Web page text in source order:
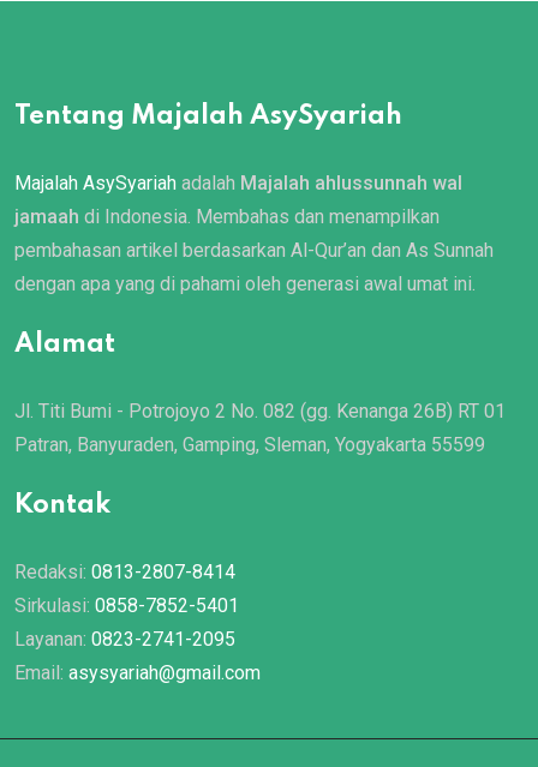
Tentang Majalah AsySyariah
Majalah AsySyariah adalah Majalah ahlussunnah wal
jamaah di Indonesia. Membahas dan menampilkan
pembahasan artikel berdasarkan Al-Qur’an dan As Sunnah
dengan apa yang di pahami oleh generasi awal umat ini.
Alamat
Jl. Titi Bumi - Potrojoyo 2 No. 082 (gg. Kenanga 26B) RT 01
Patran, Banyuraden, Gamping, Sleman, Yogyakarta 55599
Kontak
Redaksi: 0813-2807-8414
Sirkulasi: 0858-7852-5401
Layanan: 0823-2741-2095
Email: asysyariah@gmail.com